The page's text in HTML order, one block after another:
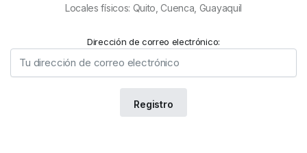
Locales físicos: Quito, Cuenca, Guayaquil
Dirección de correo electrónico: